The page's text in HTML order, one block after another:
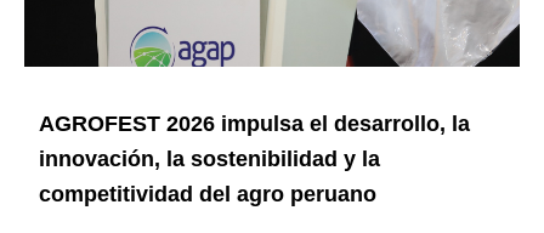
AGROFEST 2026 impulsa el desarrollo, la
innovación, la sostenibilidad y la
competitividad del agro peruano